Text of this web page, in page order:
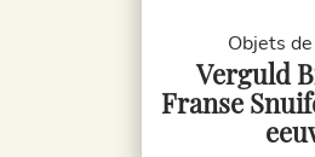
Objets
Verguld
Franse